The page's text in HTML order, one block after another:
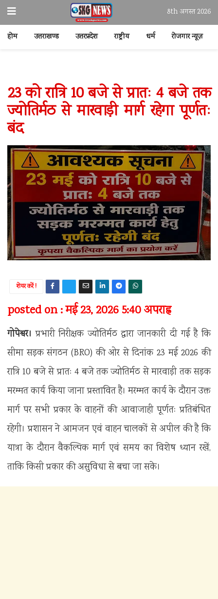
8th अगस्त 2026
होम उत्तराखण्ड उत्तरप्रदेश राष्ट्रीय धर्म रोजगार न्यूज़
23 को रात्रि 10 बजे से प्रातः 4 बजे तक
ज्योतिर्मठ से मारवाड़ी मार्ग रहेगा पूर्णतः
बंद
शेयर करें !
posted on : मई 23, 2026 5:40 अपराह्न
गोपेश्वर। प्रभारी निरीक्षक ज्योतिर्मठ द्वारा जानकारी दी गई है कि
सीमा सड़क संगठन (BRO) की ओर से दिनांक 23 मई 2026 की
रात्रि 10 बजे से प्रातः 4 बजे तक ज्योतिर्मठ से मारवाड़ी तक सड़क
मरम्मत कार्य किया जाना प्रस्तावित है। मरम्मत कार्य के दौरान उक्त
मार्ग पर सभी प्रकार के वाहनों की आवाजाही पूर्णतः प्रतिबंधित
रहेगी। प्रशासन ने आमजन एवं वाहन चालकों से अपील की है कि
यात्रा के दौरान वैकल्पिक मार्ग एवं समय का विशेष ध्यान रखें,
ताकि किसी प्रकार की असुविधा से बचा जा सके।